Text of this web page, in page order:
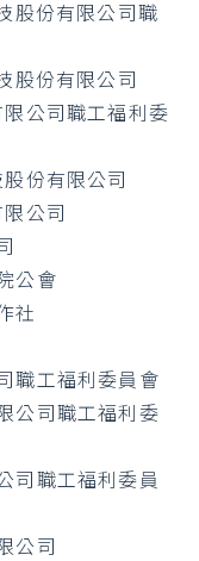
份有限公司職
份有限公司
公司職工福利委
份有限公司
公司
公會
社
職工福利委員會
公司職工福利委
職工福利委員
公司